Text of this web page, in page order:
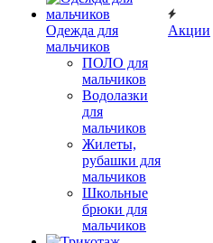
Одежда для
мальчиков
ПОЛО для
мальчиков
Водолазки
для
мальчиков
Жилеты,
рубашки для
мальчиков
Школьные
брюки для
мальчиков
Акции